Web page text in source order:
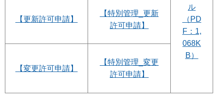
ル
（PD
F：1,
068K
B）
【更新許可申請】
【特別管理_更新
許可申請】
【変更許可申請】
【特別管理_変更
許可申請】